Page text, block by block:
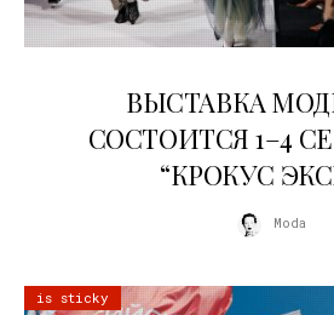
ВЫСТАВКА
СОСТОИТСЯ 1–4
“КРОКУС
Moda
is sticky